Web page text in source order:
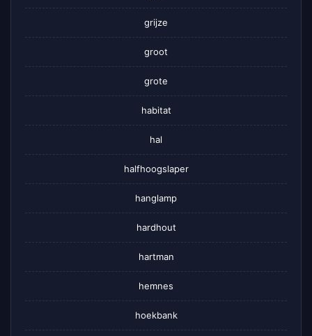
grijze
groot
grote
habitat
hal
halfhoogslaper
hanglamp
hardhout
hartman
hemnes
hoekbank